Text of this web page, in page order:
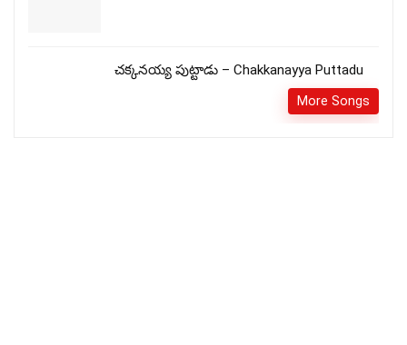
చక్కనయ్య పుట్టాడు – Chakkanayya Puttadu
More Songs